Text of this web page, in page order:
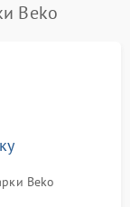
Beko
Beko